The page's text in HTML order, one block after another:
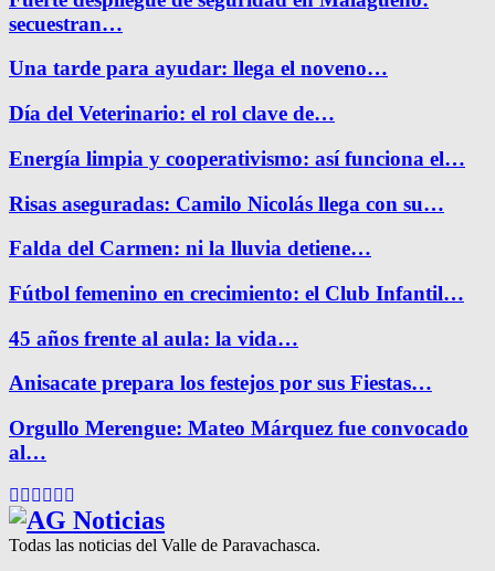
secuestran…
Una tarde para ayudar: llega el noveno…
Día del Veterinario: el rol clave de…
Energía limpia y cooperativismo: así funciona el…
Risas aseguradas: Camilo Nicolás llega con su…
Falda del Carmen: ni la lluvia detiene…
Fútbol femenino en crecimiento: el Club Infantil…
45 años frente al aula: la vida…
Anisacate prepara los festejos por sus Fiestas…
Orgullo Merengue: Mateo Márquez fue convocado
al…
Facebook
Twitter
Instagram
Pinterest
Google
Todas las noticias del Valle de Paravachasca.